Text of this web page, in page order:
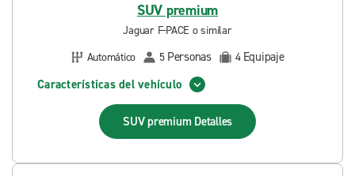
SUV premium
Jaguar F-PACE o similar
Automático
5 Personas 4 Equipaje
Características del vehículo
SUV premium Detalles